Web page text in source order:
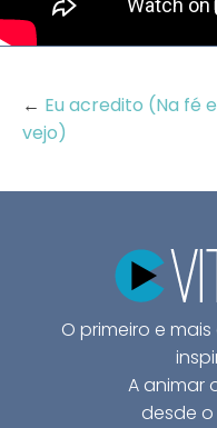
← Eu acredito (Na fé
vejo)
O primeiro e
A animar
desde